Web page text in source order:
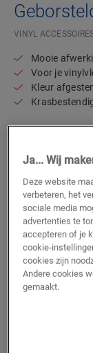
VINYL
Mooie
Voor je
Kleur
3,90
Wil je dit
Ja... Wij
Deze website
verbeteren, het
sociale media
advertenties te
accepteren of je
cookie-
cookies zijn
Andere cookies
gemaakt.